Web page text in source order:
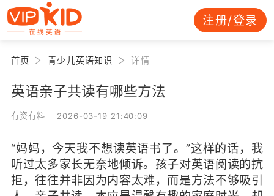
注册/登录
首页 青少儿英语知识 详情
英语亲子共读有哪些方法
有资有料 2026-03-19 21:40:09
“妈妈，今天我不想读英语书了。”这样的话，我
听过太多家长无奈地倾诉。孩子对英语阅读的抗
拒，往往并非因为内容太难，而是方法不够吸引